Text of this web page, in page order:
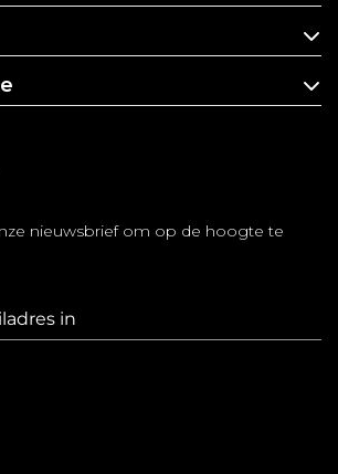
nieuwsbrief om op de hoogte te